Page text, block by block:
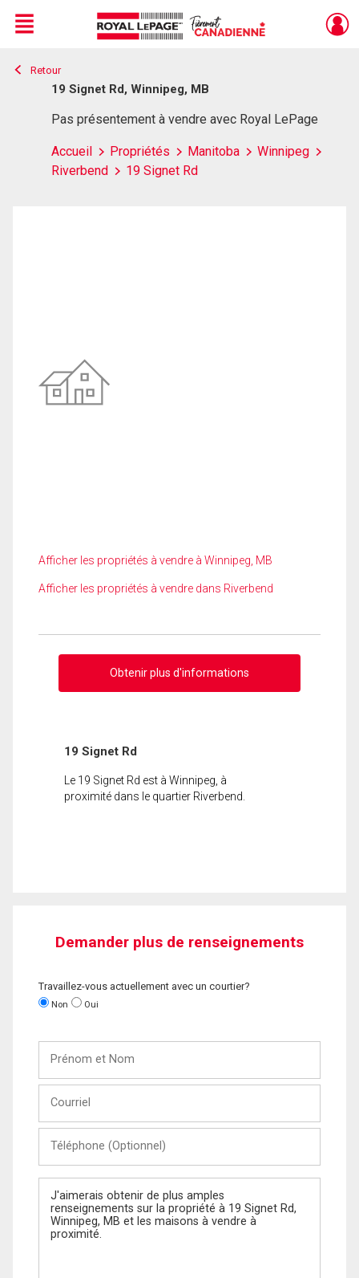
Live
En Direct
Menu
Retour
19 Signet Rd, Winnipeg, MB
Pas présentement à vendre avec Royal LePage
Accueil Propriétés Manitoba
Winnipeg
Riverbend
19 Signet Rd
Afficher les propriétés à vendre à Winnipeg, MB
Afficher les propriétés à vendre dans Riverbend
Obtenir plus d'informations
19 Signet Rd
Le 19 Signet Rd est à Winnipeg, à
proximité dans le quartier Riverbend.
Demander plus de renseignements
Travaillez-vous actuellement avec un courtier?
Non Oui
Nom
(Optionnel)
Message